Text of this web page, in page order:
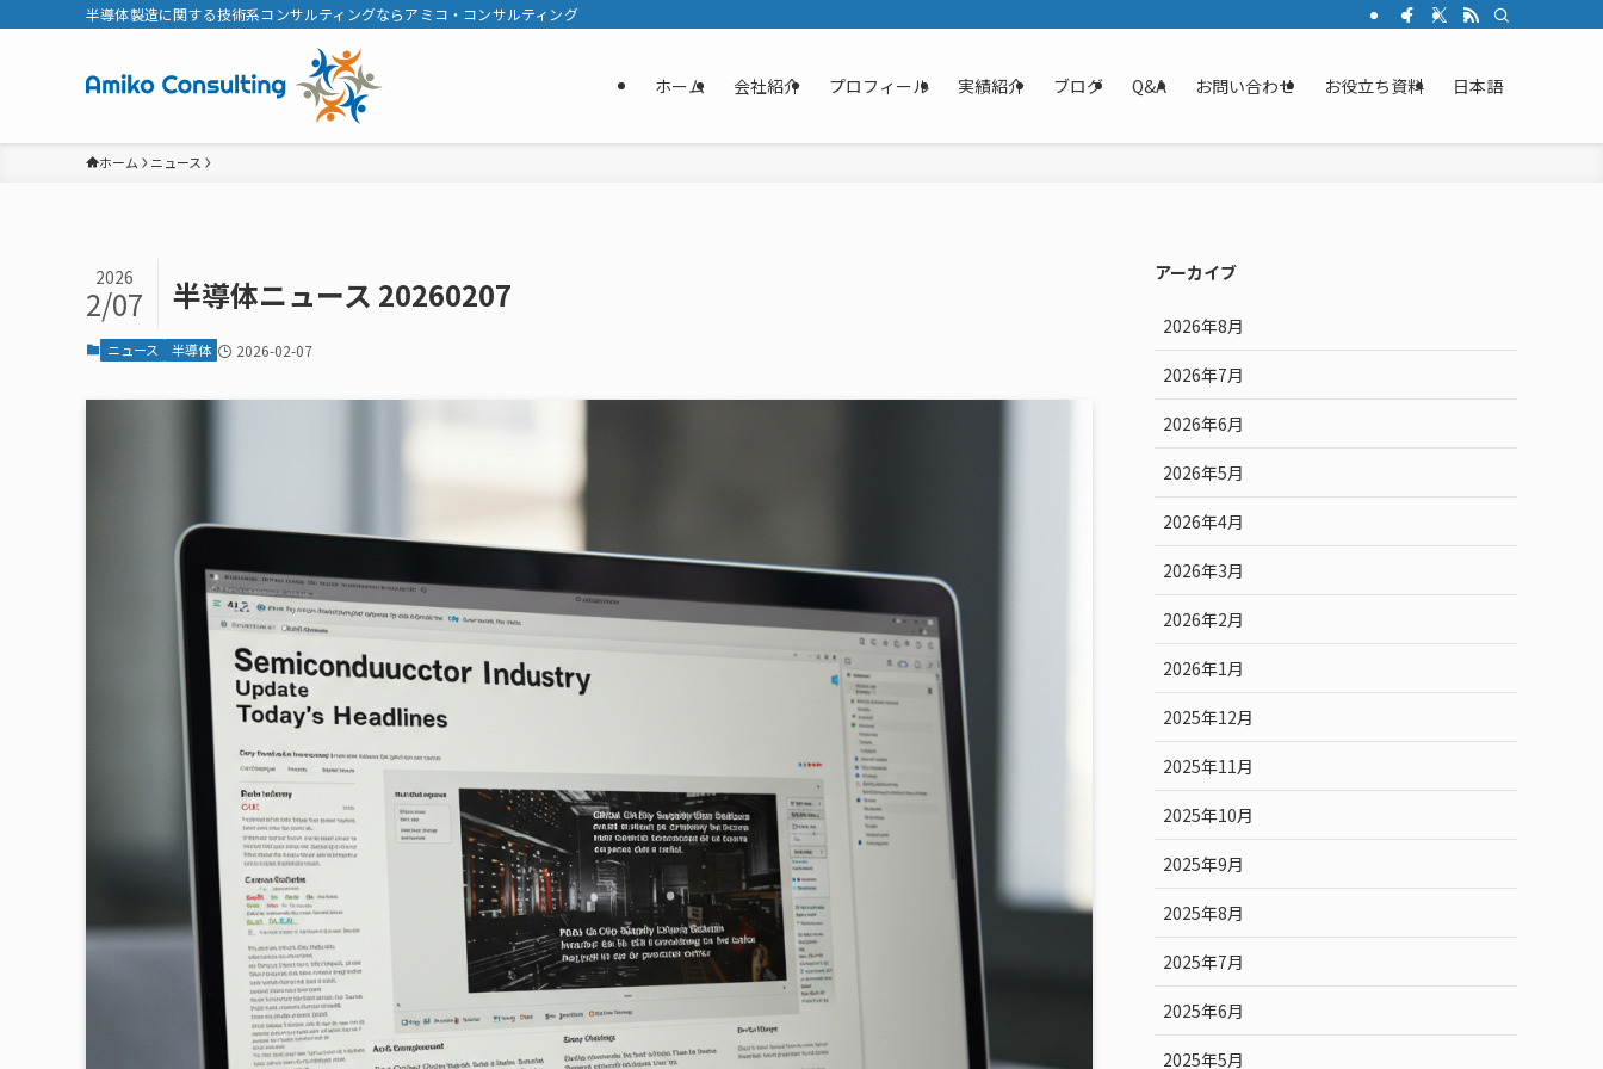
半導体製造に関する技術系コンサルティングならアミコ・コンサルティング
ホーム 会社紹介 プロフィール 実績紹介 ブログ Q&A お問い合わせ お役立ち資料 日本語
ホーム ニュース
半導体ニュース 20260207
2026
2/07
ニュース 半導体 2026-02-07
アーカイブ
2026年8月
2026年7月
2026年6月
2026年5月
2026年4月
2026年3月
2026年2月
2026年1月
2025年12月
2025年11月
2025年10月
2025年9月
2025年8月
2025年7月
2025年6月
2025年5月